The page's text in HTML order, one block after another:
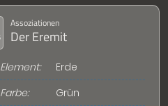
Assoziationen
Der Eremit
Element:
Erde
Farbe:
Grün